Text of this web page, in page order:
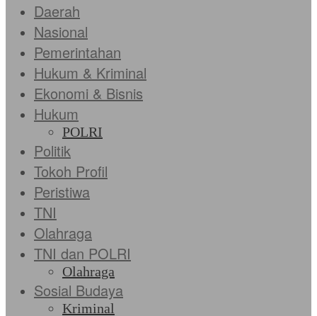
Daerah
Nasional
Pemerintahan
Hukum & Kriminal
Ekonomi & Bisnis
Hukum
POLRI
Politik
Tokoh Profil
Peristiwa
TNI
Olahraga
TNI dan POLRI
Olahraga
Sosial Budaya
Kriminal